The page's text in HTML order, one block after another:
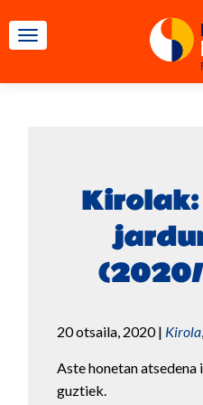
TOGGLE NAVIGATION
20 otsaila, 2020| Kirola,
Aste honetan
guztiek.